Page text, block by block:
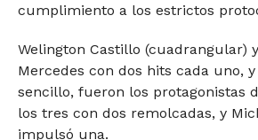
cumplimiento a los estrictos
Welington Castillo (cuadrangular)
Mercedes con dos hits cada uno,
sencillo, fueron los protagonistas
los tres con dos remolcadas, y
impulsó una.